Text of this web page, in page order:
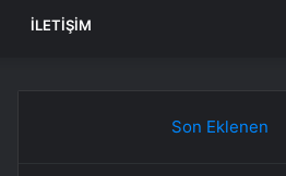
İLETIŞIM
Son Eklenen